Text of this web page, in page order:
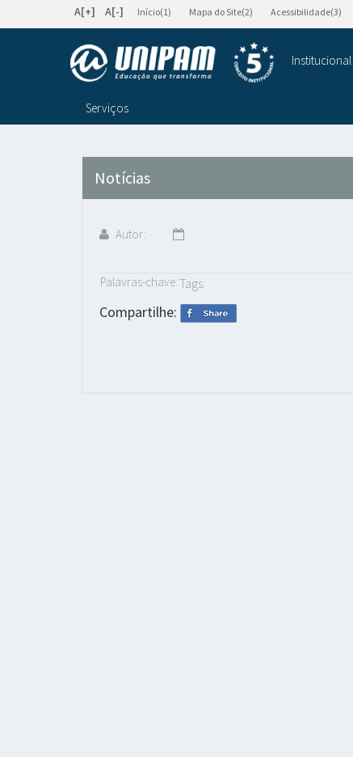
A[+] A[-] Início(1) Mapa do Site(2) Acessibilidade(3)
Institucional
Serviços
Notícias
Autor:
Palavras-chave: Tags:
Compartilhe: